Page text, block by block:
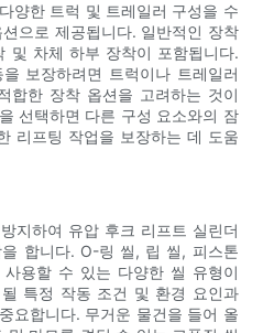
양한 트럭 및 트레일러 구성을 수
으로 제공됩니다. 일반적인 장착
및 차체 하부 장착이 포함됩니다.
보장하려면 트럭이나 트레일러
합한 장착 옵션을 고려하는 것이
선택하면 다른 구성 요소와의 잠
리프팅 작업을 보장하는 데 도움
지하여 유압 후크 리프트 실린더
합니다. O-링 씰, 립 씰, 피스톤
용할 수 있는 다양한 씰 유형이
특정 작동 조건 및 환경 요인과
요합니다. 무거운 물건을 들어 올